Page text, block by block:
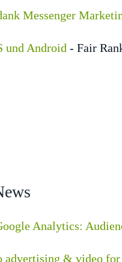
Messenger
und Android - Fair
Analytics:
& video for